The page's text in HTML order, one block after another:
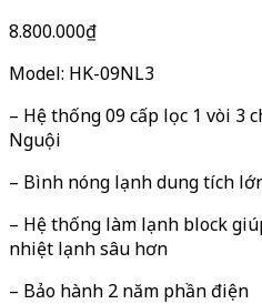
8.800.000₫
Model: HK-09NL3
– Hệ thống 09 cấp lọc 1 vòi 3
Nguội
– Bình nóng lạnh dung tích
– Hệ thống làm lạnh block
nhiệt lạnh sâu hơn
– Bảo hành 2 năm phần điện